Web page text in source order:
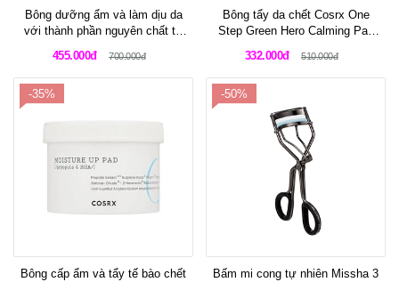
Bông dưỡng ẩm và làm dịu da
với thành phần nguyên chất từ
Pad
455.000đ 700.000đ
Bông tẩy da chết Cosrx One
Step Green Hero Calming Pad
332.000đ 510.000đ
-35%
Bông cấp ẩm và tẩy tế bào chết
-50%
Bấm mi cong tự nhiên Missha 3